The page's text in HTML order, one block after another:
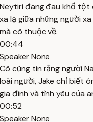
Neytiri đang đau khổ tột
xa lạ giữa những người
mà cô thuộc về.
00:44
Speaker None
Cô cũng tin rằng người
loài người, Jake chỉ biết
gia đình và tình yêu của
00:52
Speaker None